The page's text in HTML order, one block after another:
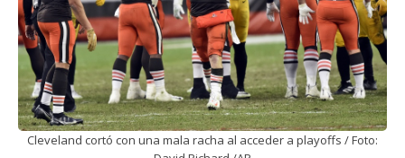
Cleveland cortó con una mala racha al acceder a playoffs / Foto: